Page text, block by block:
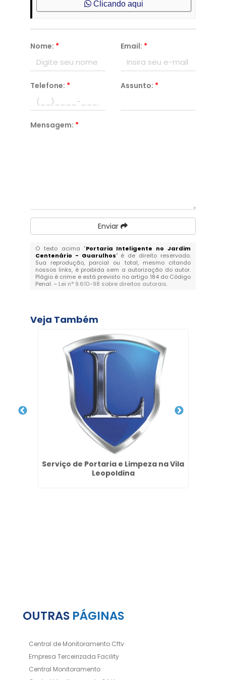
Clicando aqui
Nome: * Email: *
Telefone: * Assunto: *
Mensagem: *
Enviar
O texto acima "Portaria Inteligente no Jardim
Centenário - Guarulhos" é de direito reservado.
Sua reprodução, parcial ou total, mesmo citando
nossos links, é proibida sem a autorização do autor.
Plágio é crime e está previsto no artigo 184 do Código
Penal. – Lei n° 9.610-98 sobre direitos autorais.
Veja Também
Serviço de Portaria e Limpeza na Vila
Leopoldina
OUTRAS PÁGINAS
Central de Monitoramento Cftv
Empresa Terceirizada Facility
Central Monitoramento